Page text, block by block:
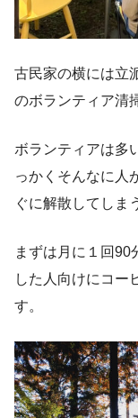
古民家の横には立
のボランティア清
ボランティアは多
っかくそんなに人
ぐに解散してしま
まずは月に１回90
した人向けにコー
す。